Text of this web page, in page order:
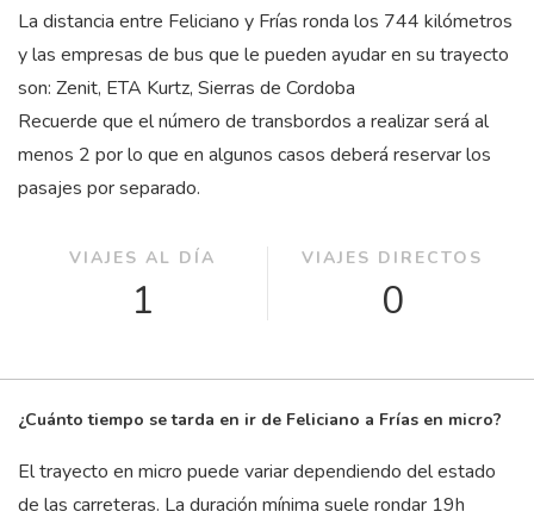
La distancia entre Feliciano y Frías ronda los 744 kilómetros
y las empresas de bus que le pueden ayudar en su trayecto
son: Zenit, ETA Kurtz, Sierras de Cordoba
Recuerde que el número de transbordos a realizar será al
menos 2 por lo que en algunos casos deberá reservar los
pasajes por separado.
VIAJES AL DÍA
1
VIAJES DIRECTOS
0
¿Cuánto tiempo se tarda en ir de Feliciano a Frías en micro?
El trayecto en micro puede variar dependiendo del estado
de las carreteras. La duración mínima suele rondar 19h